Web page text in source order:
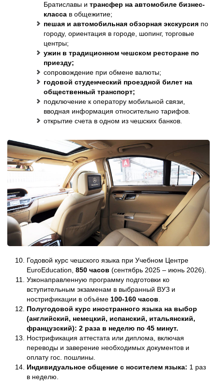
Братиславы и трансфер на автомобиле бизнес-
класса в общежитие;
пешая и автомобильная обзорная экскурсия по
городу, ориентация в городе, шопинг, торговые
центры;
ужин в традиционном чешском ресторане по
приезду;
сопровождение при обмене валюты;
годовой студенческий проездной билет на
общественный транспорт;
подключение к оператору мобильной связи,
вводная информация относительно тарифов.
открытие счета в одном из чешских банков.
Годовой курс чешского языка при Учебном Центре
EuroEducation, 850 часов (сентябрь 2025 – июнь 2026).
Узконаправленную программу подготовки ко
вступительным экзаменам в выбранный ВУЗ и
нострификации в объёме 100-160 часов
Полугодовой курс иностранного языка на выбор
(английский, немецкий, испанский, итальянский,
французский): 2 раза в неделю по 45 минут.
Нострификация аттестата или диплома, включая
переводы и заверение необходимых документов и
оплату гос. пошлины.
Индивидуальное общение с носителем языка: 1 раз
в неделю.